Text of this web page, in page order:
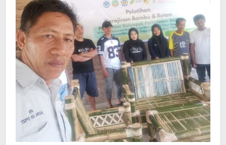
Agar
Keterampilan
Ekonomi
Alternatif